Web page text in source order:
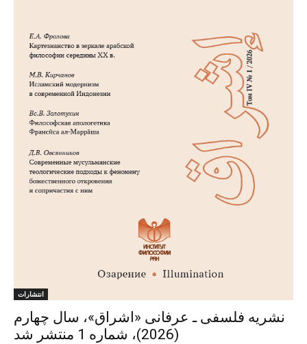
انتشارات
نشریه فلسفی ـ عرفانی «اشراق»، سال چهارم
(2026)، شماره 1 منتشر شد